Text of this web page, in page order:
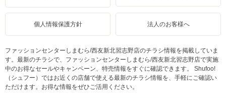
個人情報保護方針 法人のお客様へ
ファッションセンターしまむら/西友新北習志野店のチラシ情報を掲載していま
す。最新のチラシで、ファッションセンターしまむら/西友新北習志野店で実施
中のお得なセールやキャンペーン、特売情報をすぐに確認できます。 Shufoo!
（シュフー）ではお近くの店舗で使える最新のチラシ情報を、手軽にご確認い
ただけます。お得な情報をぜひご活用ください。